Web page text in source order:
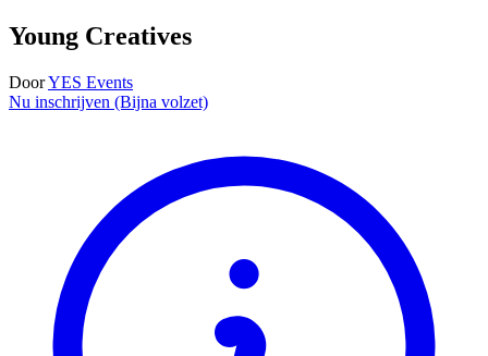
Young Creatives
DoorYES Events
Nu inschrijven (Bijna volzet)